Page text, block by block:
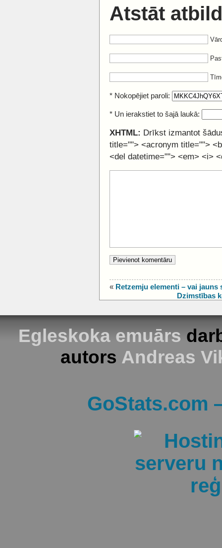
Atstāt
* Nokopējiet paroli:
* Un ierakstiet to šajā laukā:
XHTML: Drīkst izmantot
title=""> <acronym title="">
<del datetime=""> <em> <i>
« Retzemju elementi – vai jauns
Dzimstības
Egleskoka emuārs
autors Andreas
GoStats.com